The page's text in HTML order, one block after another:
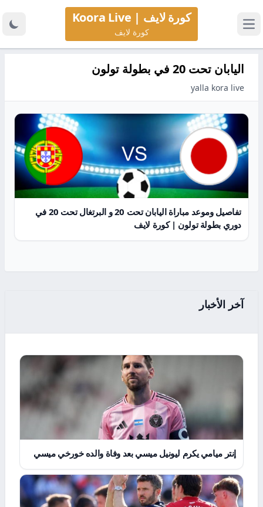
كورة لايف | Koora Live
كورة لايف
اليابان تحت 20 في بطولة تولون
yalla kora live
تفاصيل وموعد مباراة اليابان تحت 20 و البرتغال تحت 20 في
دوري بطولة تولون | كورة لايف
آخر الأخبار
إنتر ميامي يكرم ليونيل ميسي بعد وفاة والده خورخي ميسي